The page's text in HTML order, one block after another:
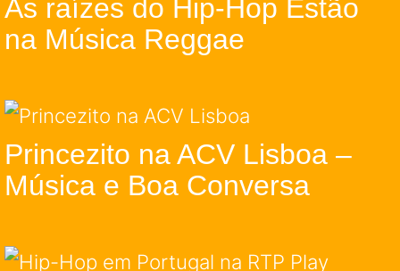
As raízes do Hip-Hop Estão
na Música Reggae
Princezito na ACV Lisboa –
Música e Boa Conversa